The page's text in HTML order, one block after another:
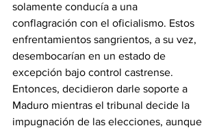
solamente conducía a una
conflagración con el oficialismo. Estos
enfrentamientos sangrientos, a su vez,
desembocarían en un estado de
excepción bajo control castrense.
Entonces, decidieron darle soporte a
Maduro mientras el tribunal decide la
impugnación de las elecciones, aunque